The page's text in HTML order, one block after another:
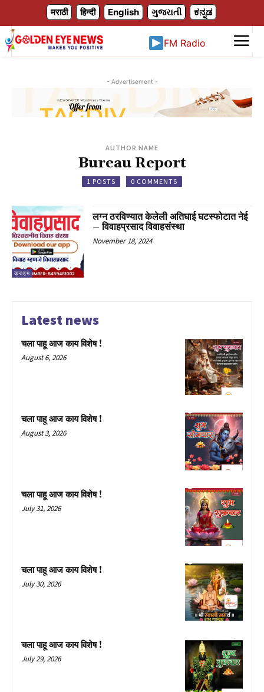
मराठी हिन्दी English ગુજરાતી ಕನ್ನಡ
FM Radio
- Advertisement -
AUTHOR NAME
Bureau Report
1 POSTS 0 COMMENTS
क्राइम
लग्न ठरविण्यात केलेली अतिघाई घटस्फोटात नेई
– विवाहप्रसाद विवाहसंस्था
November 18, 2024
Latest news
चला पाहू आज काय विशेष !
August 6, 2026
चला पाहू आज काय विशेष !
August 3, 2026
चला पाहू आज काय विशेष !
July 31, 2026
चला पाहू आज काय विशेष !
July 30, 2026
चला पाहू आज काय विशेष !
July 29, 2026